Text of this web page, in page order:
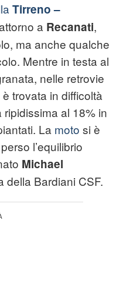
Tirreno –
a Recanati,
ma anche qualche
Mentre in testa al
nelle retrovie
trovata in difficoltà
al 18% in
La moto si è
l’equilibrio
Michael
della Bardiani CSF.